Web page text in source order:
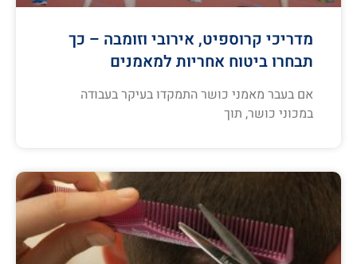
מדריכי קרוספיט, אירובי וזומבה – כך
תבחרו ביטוח אחריות למאמנים
אם בעבר מאמני כושר התמקדו בעיקר בעבודה
במכוני כושר, תוך